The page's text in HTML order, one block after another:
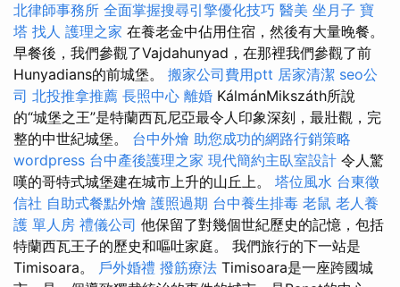
北律師事務所 全面掌握搜尋引擎優化技巧 醫美 坐月子 寶
塔 找人 護理之家 在養老金中佔用住宿，然後有大量晚餐。
早餐後，我們參觀了Vajdahunyad，在那裡我們參觀了前
Hunyadians的前城堡。 搬家公司費用ptt 居家清潔 seo公
司 北投推拿推薦 長照中心 離婚 KálmánMikszáth所說
的“城堡之王”是特蘭西瓦尼亞最令人印象深刻，最壯觀，完
整的中世紀城堡。 台中外燴 助您成功的網路行銷策略
wordpress 台中產後護理之家 現代簡約主臥室設計 令人驚
嘆的哥特式城堡建在城市上升的山丘上。 塔位風水 台東徵
信社 自助式餐點外燴 護照過期 台中養生排毒 老鼠 老人養
護 單人房 禮儀公司 他保留了對幾個世紀歷史的記憶，包括
特蘭西瓦王子的歷史和嘔吐家庭。 我們旅行的下一站是
Timisoara。 戶外婚禮 撥筋療法 Timisoara是一座跨國城